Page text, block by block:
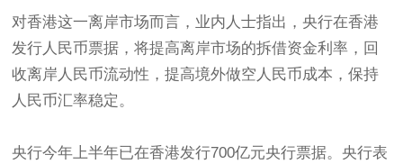
对香港这一离岸市场而言，业内人士指出，央行在香港
发行人民币票据，将提高离岸市场的拆借资金利率，回
收离岸人民币流动性，提高境外做空人民币成本，保持
人民币汇率稳定。
央行今年上半年已在香港发行700亿元央行票据。央行表